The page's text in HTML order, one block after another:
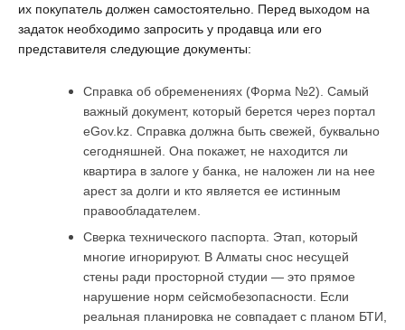
их покупатель должен самостоятельно. Перед выходом на
задаток необходимо запросить у продавца или его
представителя следующие документы:
Справка об обременениях (Форма №2). Самый
важный документ, который берется через портал
eGov.kz. Справка должна быть свежей, буквально
сегодняшней. Она покажет, не находится ли
квартира в залоге у банка, не наложен ли на нее
арест за долги и кто является ее истинным
правообладателем.
Сверка технического паспорта. Этап, который
многие игнорируют. В Алматы снос несущей
стены ради просторной студии — это прямое
нарушение норм сейсмобезопасности. Если
реальная планировка не совпадает с планом БТИ,